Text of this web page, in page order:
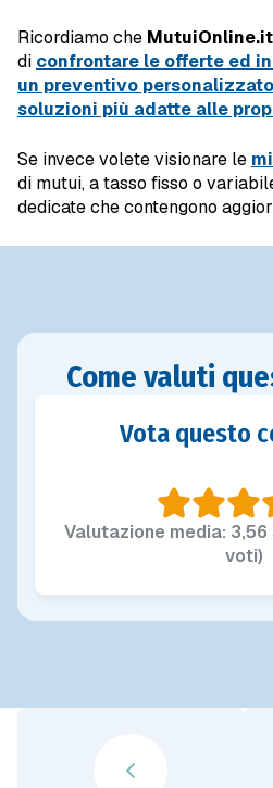
Ricordiamo che MutuiOnline.it
di confrontare le offerte ed
un preventivo
soluzioni più adatte alle
Se invece volete visionare le
di mutui, a tasso fisso o
dedicate che contengono
Come valuti
Vota questo
Valutazione media: 3,56
voti)